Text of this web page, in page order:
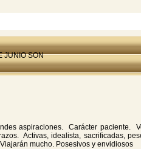
JUNIO SON
aspiraciones. Carácter paciente.
Activas, idealista, sacrificadas,
mucho. Posesivos y envidiosos